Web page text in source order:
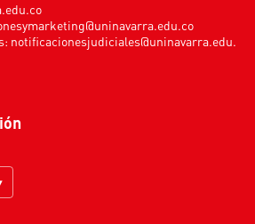
notificacionesjudiciales@uninavarra.edu.